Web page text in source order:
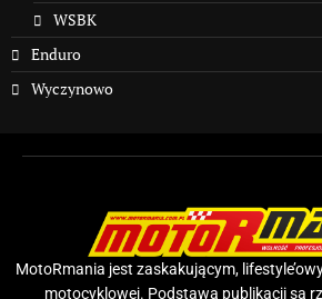
WSBK
Enduro
Wyczynowo
MotoRmania jest zaskakującym,
motocyklowej. Podstawą publikacji są